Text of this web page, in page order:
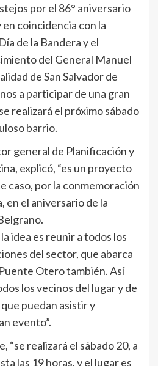
por el 86° aniversario
coincidencia con la
de la Bandera y el
del General Manuel
de San Salvador de
a participar de una gran
realizará el próximo sábado
barrio.
general de Planificación y
explicó, “es un proyecto
caso, por la conmemoración
en el aniversario de la
idea es reunir a todos los
del sector, que abarca
Otero también. Así
los vecinos del lugar y de
puedan asistir y
evento”.
“se realizará el sábado 20, a
las 19 horas, y el lugar es